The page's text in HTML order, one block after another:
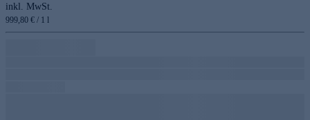
inkl. MwSt.
999,80 € / 1 l